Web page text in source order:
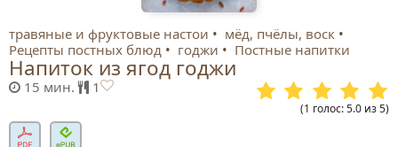
травяные и фруктовые настои
мёд, пчёлы, воск
Рецепты постных блюд
годжи Постные напитки
Напиток из ягод годжи
15 мин. 1
(1 голос:5.0 из5)